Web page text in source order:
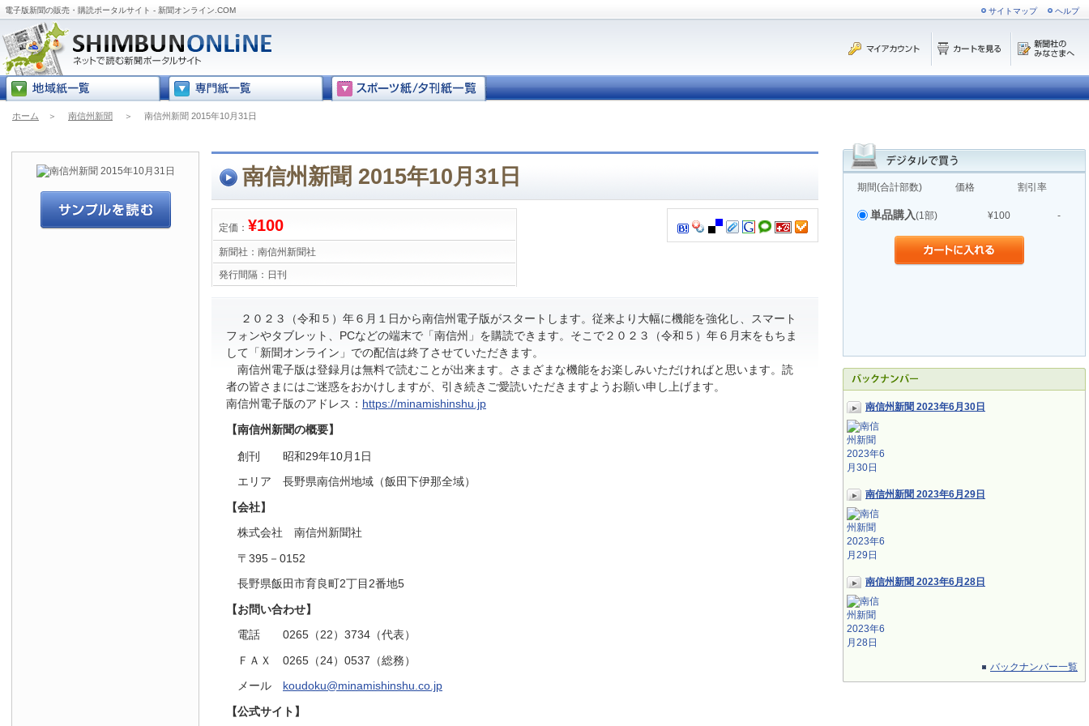
電子版新聞の販売・購読ポータルサイト - 新聞オンライン.COM サイトマップ ヘルプ
ホーム ＞ 南信州新聞 ＞ 南信州新聞 2015年10月31日
期間(合計部数) 価格 割引率
単品購入(1部) ¥100 -
南信州新聞 2023年6月30日
南信州新聞 2023年6月29日
南信州新聞 2023年6月28日
バックナンバー一覧
南信州新聞 2015年10月31日
定価： ¥100
新聞社： 南信州新聞社
発行間隔： 日刊
２０２３（令和５）年６月１日から南信州電子版がスタートします。従来より大幅に機能を強化し、スマート
フォンやタブレット、PCなどの端末で「南信州」を購読できます。そこで２０２３（令和５）年６月末をもちま
して「新聞オンライン」での配信は終了させていただきます。
南信州電子版は登録月は無料で読むことが出来ます。さまざまな機能をお楽しみいただければと思います。読
者の皆さまにはご迷惑をおかけしますが、引き続きご愛読いただきますようお願い申し上げます。
南信州電子版のアドレス： https://minamishinshu.jp
【南信州新聞の概要】
創刊 昭和29年10月1日
エリア 長野県南信州地域（飯田下伊那全域）
【会社】
株式会社 南信州新聞社
〒395－0152
長野県飯田市育良町2丁目2番地5
【お問い合わせ】
電話 0265（22）3734（代表）
ＦＡＸ 0265（24）0537（総務）
メール koudoku@minamishinshu.co.jp
【公式サイト】